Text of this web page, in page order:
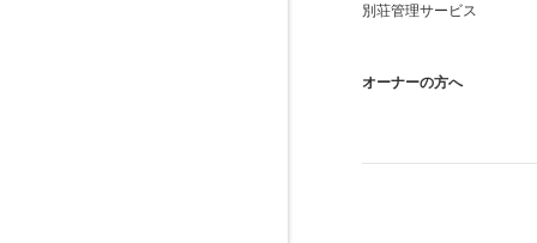
別荘管理サービス
オーナーの方へ